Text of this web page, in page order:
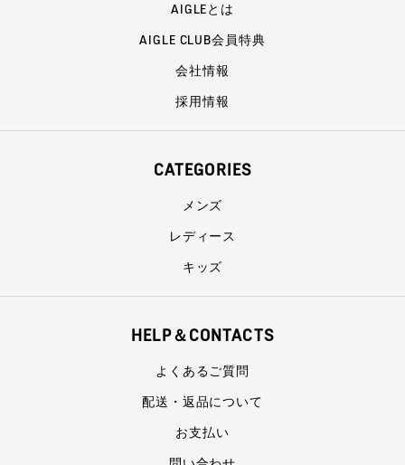
AIGLEとは
AIGLE CLUB会員特典
会社情報
採用情報
CATEGORIES
メンズ
レディース
キッズ
HELP＆CONTACTS
よくあるご質問
配送・返品について
お支払い